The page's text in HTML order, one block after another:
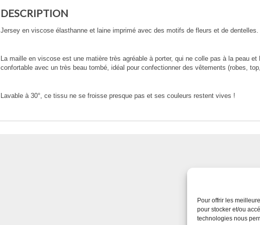
Pour offrir les
pour stocker et/ou
technologies nous
DESCRIPTION
Jersey en viscose élasthanne et laine imprimé avec des motifs de fleurs et de dentelles.
La maille en viscose est une matière très agréable à porter, qui ne colle pas à la peau
confortable avec un très beau tombé, idéal pour confectionner des vêtements (robes,
Lavable à 30°, ce tissu ne se froisse presque pas et ses couleurs restent vives !